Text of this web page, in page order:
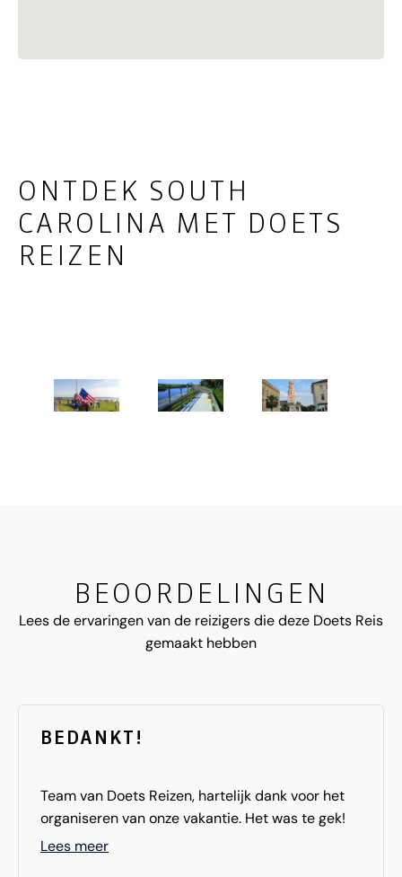
ONTDEK SOUTH
CAROLINA MET DOETS
REIZEN
BEOORDELINGEN
Lees de ervaringen van de reizigers die deze Doets Reis
gemaakt hebben
BEDANKT!
Team van Doets Reizen, hartelijk dank voor het
organiseren van onze vakantie. Het was te gek!
Lees meer